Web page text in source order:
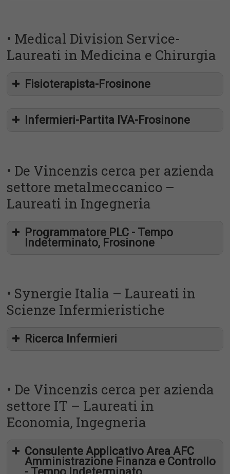
• Medical Division Service-
Laureati in Medicina e Chirurgia
Fisioterapista-Frosinone
adifrosinonemds@gmail.com
Infermieri-Partita IVA-Frosinone
• De Vincenzis cerca per azienda
settore metalmeccanico –
Laureati in Ingegneria
Programmatore PLC - Tempo
Indeterminato, Frosinone
PROGRAMMAZIONE PLC, NEL SETTORE
DELL’AUTOMAZIONI, LINEE DI MONTAGGIO E/O
• Synergie Italia – Laureati in
Scienze Infermieristiche
Ricerca Infermieri
• De Vincenzis cerca per azienda
settore IT – Laureati in
Economia, Ingegneria
Consulente Applicativo Area AFC
Amministrazione Finanza e Controllo